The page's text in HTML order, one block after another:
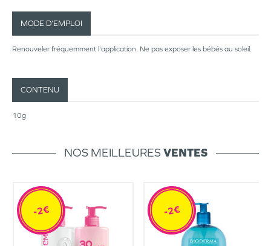
MODE D’EMPLOI
Renouveler fréquemment l'application. Ne pas exposer les bébés au soleil.
CONTENU
10g
NOS MEILLEURESVENTES
-2€ -2€